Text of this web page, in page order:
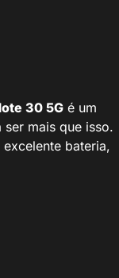
30 5G é um
mais que isso.
bateria,